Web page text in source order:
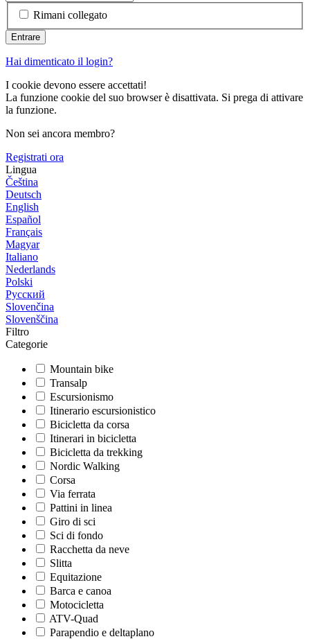
Rimani collegato
Hai dimenticato il login?
I cookie devono essere accettati!
La funzione cookie del suo browser è disattivata. Si prega di attivare
la funzione.
Non sei ancora membro?
Registrati ora
Lingua
Čeština
Deutsch
English
Español
Français
Magyar
Italiano
Nederlands
Polski
Русский
Slovenčina
Slovenščina
Filtro
Categorie
Mountain bike
Transalp
Escursionismo
Itinerario escursionistico
Bicicletta da corsa
Itinerari in bicicletta
Bicicletta da trekking
Nordic Walking
Corsa
Via ferrata
Pattini in linea
Giro di sci
Sci di fondo
Racchetta da neve
Slitta
Equitazione
Barca e canoa
Motocicletta
ATV-Quad
Parapendio e deltaplano